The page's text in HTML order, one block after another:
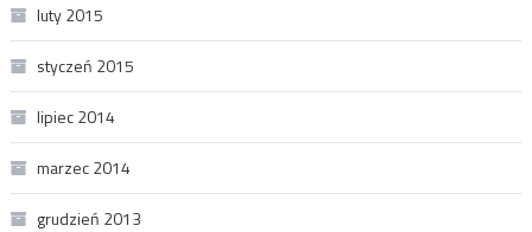
luty 2015
styczeń 2015
lipiec 2014
marzec 2014
grudzień 2013